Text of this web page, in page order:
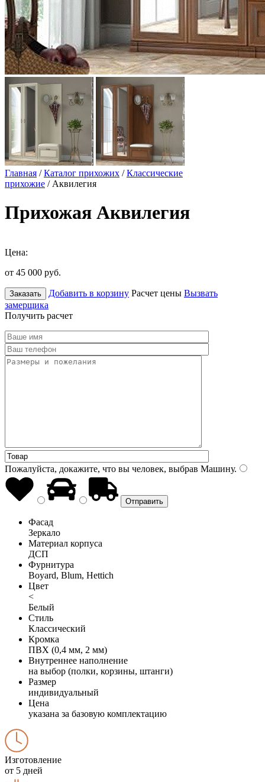
Главная /Каталог прихожих /Классические
прихожие / Аквилегия
Прихожая Аквилегия
Цена:
от 45 000 руб.
Заказать Добавить в корзину Расчет цены Вызвать
замерщика
Получить расчет
Пожалуйста, докажите, что вы человек, выбрав Машину.
Фасад
Зеркало
Материал корпуса
ДСП
Фурнитура
Boyard, Blum, Hettich
Цвет
<
Белый
Стиль
Классический
Кромка
ПВХ (0,4 мм, 2 мм)
Внутреннее наполнение
на выбор (полки, корзины, штанги)
Размер
индивидуальный
Цена
указана за базовую комплектацию
Изготовление
от 5 дней